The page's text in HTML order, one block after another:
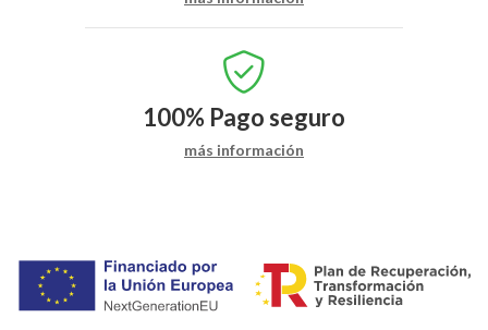
100% Pago seguro
más información